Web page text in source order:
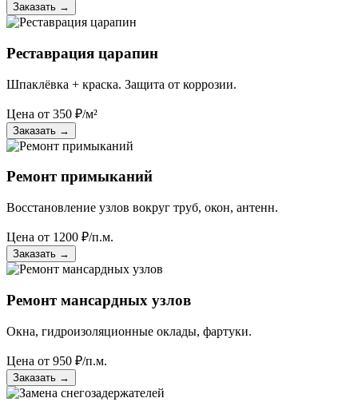
Заказать →
Реставрация царапин
Шпаклёвка + краска. Защита от коррозии.
Цена от 350 ₽/м²
Заказать →
Ремонт примыканий
Восстановление узлов вокруг труб, окон, антенн.
Цена от 1200 ₽/п.м.
Заказать →
Ремонт мансардных узлов
Окна, гидроизоляционные оклады, фартуки.
Цена от 950 ₽/п.м.
Заказать →